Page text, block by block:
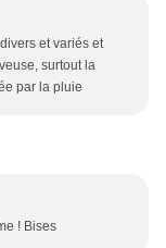
et variés et
surtout la
par la pluie
! Bises